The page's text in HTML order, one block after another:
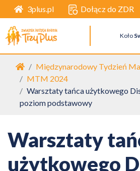
3plus.pl Dołącz do ZDR
Koło
Strona główna
Międzynarodowy Tydzień
MTM 2024
Warsztaty tańca użytkowego
poziom podstawowy
Warsztaty
użytkowego